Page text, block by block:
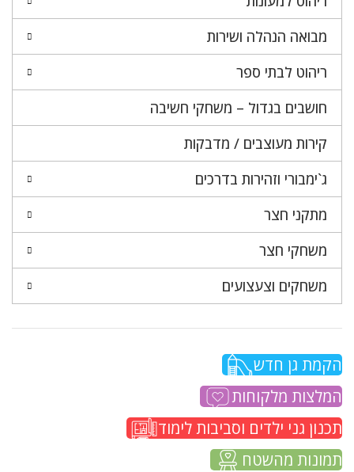
מבואה הנהלה ושירות
ריהוט לבתי ספר
חושבים בגדול – משחקי חשיבה
קירות מעוצבים / מדבקות
ג`ימבורי וזהירות בדרכים
מתקני חצר
משחקי חצר
משחקים וצעצועים
הקמת גן חדש
המלצות מלקוחות
תכנון גני ילדים וסביבות לימוד
תמונות מהשטח